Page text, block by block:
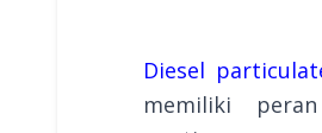
Diesel
memiliki